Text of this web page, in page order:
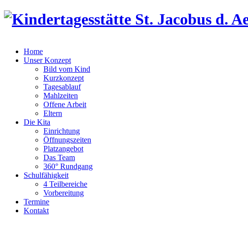
Home
Unser Konzept
Bild vom Kind
Kurzkonzept
Tagesablauf
Mahlzeiten
Offene Arbeit
Eltern
Die Kita
Einrichtung
Öffnungszeiten
Platzangebot
Das Team
360° Rundgang
Schulfähigkeit
4 Teilbereiche
Vorbereitung
Termine
Kontakt